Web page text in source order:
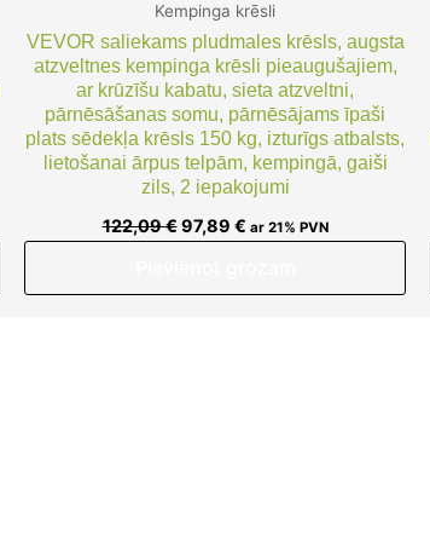
Kempinga krēsli
VEVOR saliekams pludmales krēsls, augsta
atzveltnes kempinga krēsli pieaugušajiem,
ar krūzīšu kabatu, sieta atzveltni,
pārnēsāšanas somu, pārnēsājams īpaši
plats sēdekļa krēsls 150 kg, izturīgs atbalsts,
lietošanai ārpus telpām, kempingā, gaiši
zils, 2 iepakojumi
122,09€ 97,89 € ar 21% PVN